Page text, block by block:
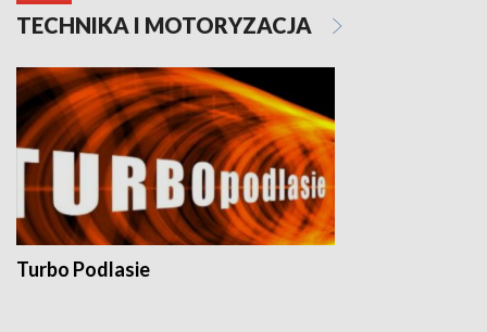
TECHNIKA I MOTORYZACJA
Turbo Podlasie